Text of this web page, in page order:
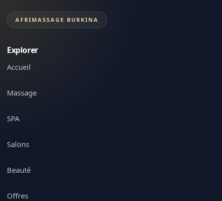
AFRIMASSAGE BURKINA
Explorer
Accueil
Massage
SPA
Salons
Beauté
Offres